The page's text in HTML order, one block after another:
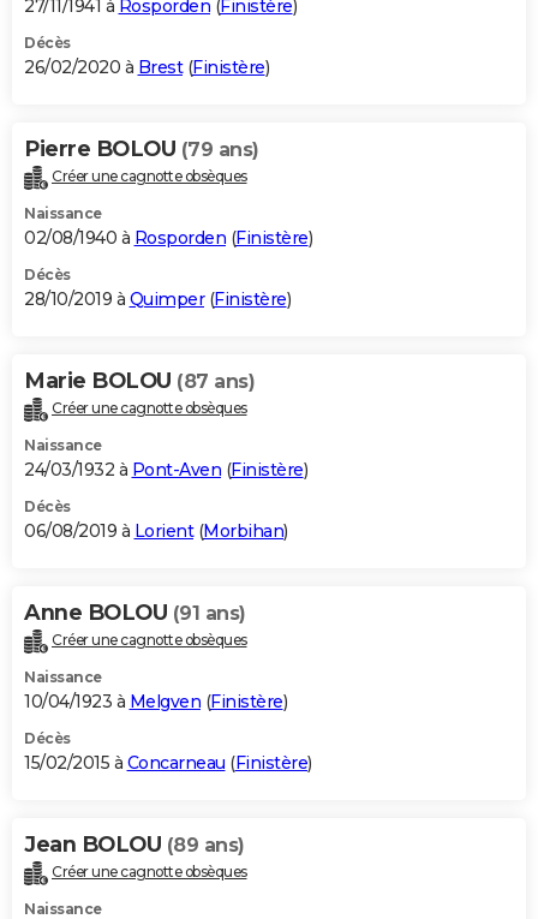
27/11/1941 à Rosporden (Finistère)
Décès
26/02/2020 à Brest(Finistère)
Pierre BOLOU (79 ans)
Créer une cagnotte obsèques
Naissance
02/08/1940 à Rosporden (Finistère)
Décès
28/10/2019 à Quimper(Finistère)
Marie BOLOU (87 ans)
Créer une cagnotte obsèques
Naissance
24/03/1932 à Pont-Aven (Finistère)
Décès
06/08/2019 à Lorient(Morbihan)
Anne BOLOU (91 ans)
Créer une cagnotte obsèques
Naissance
10/04/1923 à Melgven (Finistère)
Décès
15/02/2015 à Concarneau (Finistère)
Jean BOLOU (89 ans)
Créer une cagnotte obsèques
Naissance